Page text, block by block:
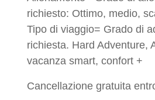
richiesto: Ottimo, medio,
Tipo di viaggio= Grado di
richiesta. Hard Adventure,
vacanza smart, confort +
Cancellazione gratuita